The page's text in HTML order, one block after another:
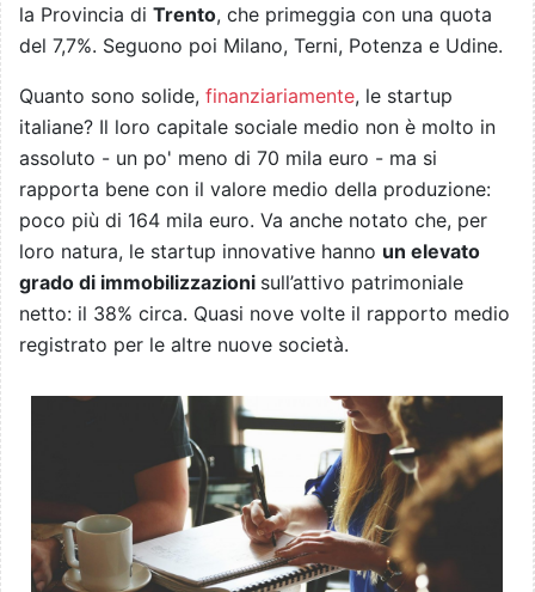
la Provincia di Trento, che primeggia con una quota
del 7,7%. Seguono poi Milano, Terni, Potenza e Udine.
Quanto sono solide, finanziariamente, le startup
italiane? Il loro capitale sociale medio non è molto in
assoluto - un po' meno di 70 mila euro - ma si
rapporta bene con il valore medio della produzione:
poco più di 164 mila euro. Va anche notato che, per
loro natura, le startup innovative hanno un elevato
grado di immobilizzazioni sull’attivo patrimoniale
netto: il 38% circa. Quasi nove volte il rapporto medio
registrato per le altre nuove società.